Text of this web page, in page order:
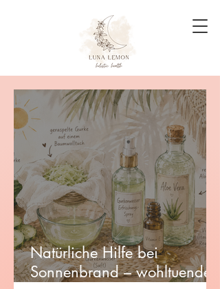
Natürliche Hilfe bei
Sonnenbrand – wohltuende